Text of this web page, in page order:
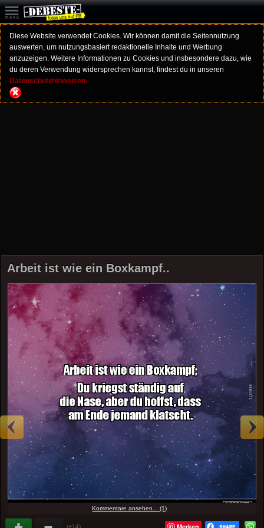
Diese Website verwendet Cookies. Wir können damit die Seitennutzung
auswerten, um nutzungsbasiert redaktionelle Inhalte und Werbung
anzuzeigen. Weitere Informationen zu Cookies und insbesondere dazu, wie
du deren Verwendung widersprechen kannst, findest du in unseren
Datenschutzhinweisen.
Arbeit ist wie ein Boxkampf..
Kommentare ansehen... (1)
(+14)